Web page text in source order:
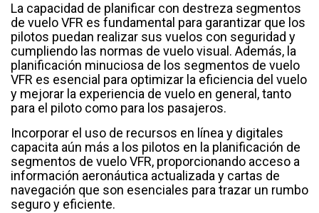
La capacidad de planificar con destreza segmentos
de vuelo VFR es fundamental para garantizar que los
pilotos puedan realizar sus vuelos con seguridad y
cumpliendo las normas de vuelo visual. Además, la
planificación minuciosa de los segmentos de vuelo
VFR es esencial para optimizar la eficiencia del vuelo
y mejorar la experiencia de vuelo en general, tanto
para el piloto como para los pasajeros.
Incorporar el uso de recursos en línea y digitales
capacita aún más a los pilotos en la planificación de
segmentos de vuelo VFR, proporcionando acceso a
información aeronáutica actualizada y cartas de
navegación que son esenciales para trazar un rumbo
seguro y eficiente.